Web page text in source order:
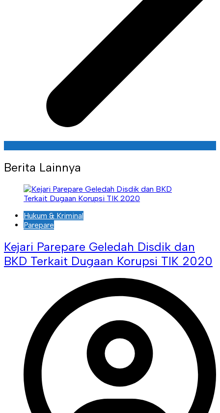
Berita Lainnya
Hukum & Kriminal
Parepare
Kejari Parepare Geledah Disdik dan
BKD Terkait Dugaan Korupsi TIK 2020